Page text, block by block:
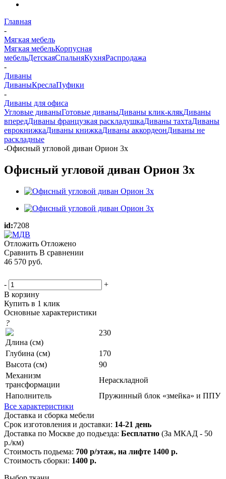
Главная
-
Мягкая мебель
Мягкая мебельКорпусная
мебельДетскаяСпальняКухняРаспродажа
-
Диваны
ДиваныКреслаПуфики
-
Диваны для офиса
Угловые диваныГотовые диваныДиваны клик-клякДиваны
впередДиваны французкая раскладушкаДиваны тахтаДиваны
еврокнижкаДиваны книжкаДиваны аккордеонДиваны не
раскладные
-Офисный угловой диван Орион 3х
Офисный угловой диван Орион 3х
id:7208
Отложить Отложено
Сравнить В сравнении
46 570 руб.
-
+
В корзину
Купить в 1 клик
Основные характеристики
?
Длина (см)
230
Глубина (см)
170
Высота (см)
90
Механизм
трансформации
Нераскладной
Наполнитель
Пружинный блок «змейка» и ППУ
Все характеристики
Доставка и сборка мебели
Срок изготовления и доставки: 14-21 день
Доставка по Москве до подьезда: Бесплатно (За МКАД - 50
р./км)
Стоимость подьема: 700 р/этаж, на лифте 1400 р.
Стоимость сборки: 1400 р.